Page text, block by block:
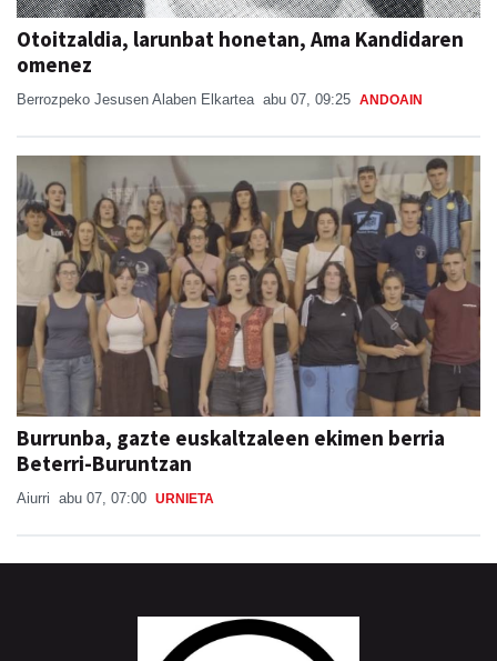
Otoitzaldia, larunbat honetan, Ama Kandidaren
omenez
Berrozpeko Jesusen Alaben Elkartea abu 07, 09:25 ANDOAIN
Burrunba, gazte euskaltzaleen ekimen berria
Beterri-Buruntzan
Aiurri abu 07, 07:00 URNIETA